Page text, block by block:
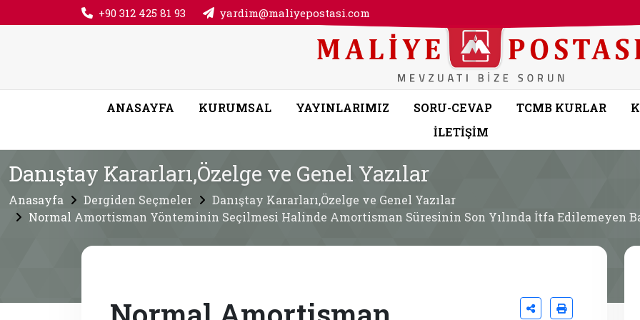
+90 312 425 81 93 yardim@maliyepostasi.com
ANASAYFA KURUMSAL YAYINLARIMIZ SORU-CEVAP TCMB KURLAR
İLETİŞİM
Danıştay Kararları,Özelge ve Genel Yazılar
Anasayfa Dergiden Seçmeler
Danıştay Kararları,Özelge ve Genel Yazılar
Normal Amortisman Yönteminin Seçilmesi Halinde Amortisman Süresinin Son Yılında İtfa Edilemeyen